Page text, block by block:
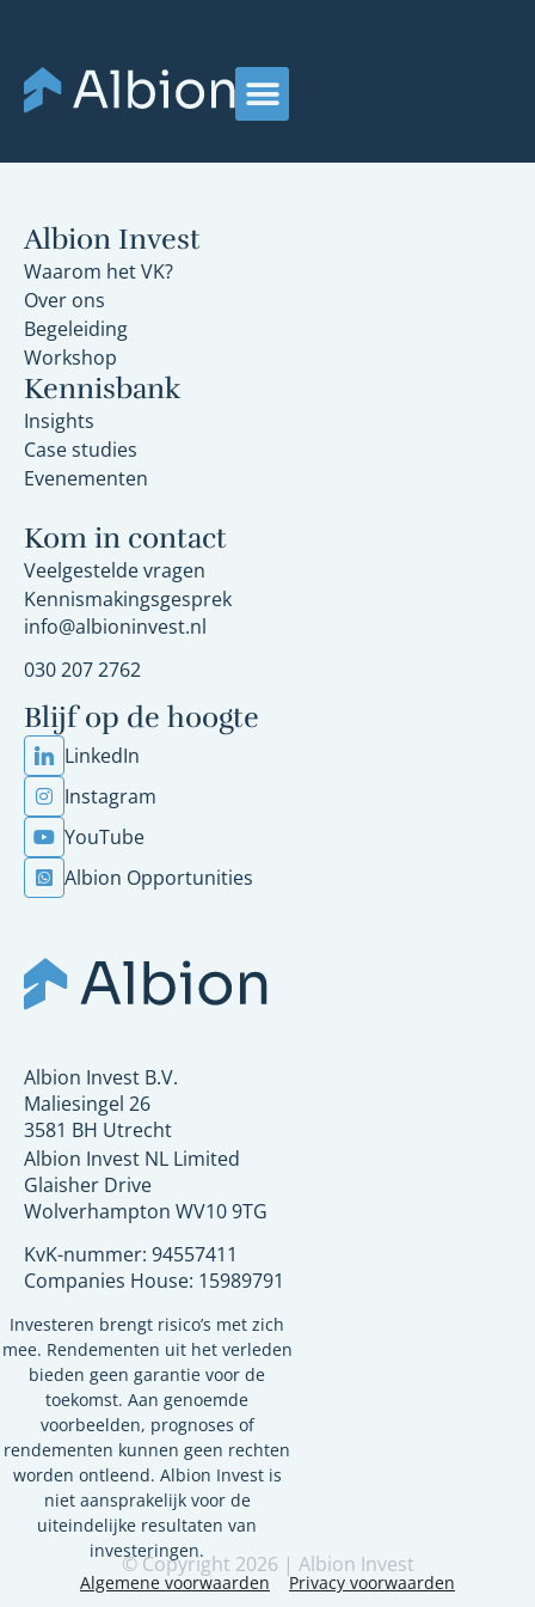
Albion Invest
Waarom het VK?
Over ons
Begeleiding
Workshop
Kennisbank
Insights
Case studies
Evenementen
Kom in contact
Veelgestelde vragen
Kennismakingsgesprek
info@albioninvest.nl
030 207 2762
Blijf op de hoogte
LinkedIn
Instagram
YouTube
Albion Opportunities
Albion Invest B.V.
Maliesingel 26
3581 BH Utrecht
Albion Invest NL Limited
Glaisher Drive
Wolverhampton WV10 9TG
KvK-nummer: 94557411
Companies House: 15989791
Investeren brengt risico’s met zich
mee. Rendementen uit het verleden
bieden geen garantie voor de
toekomst. Aan genoemde
voorbeelden, prognoses of
rendementen kunnen geen rechten
worden ontleend. Albion Invest is
niet aansprakelijk voor de
uiteindelijke resultaten van
investeringen.
© Copyright 2026 | Albion Invest
Algemene voorwaarden Privacy voorwaarden